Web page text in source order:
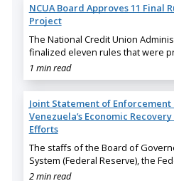
NCUA Board Approves 11 Final
Project
The National Credit Union
finalized eleven rules that were
1 min read
Joint Statement of
Venezuela’s Economic
Efforts
The staffs of the Board of
System (Federal Reserve), the
2 min read